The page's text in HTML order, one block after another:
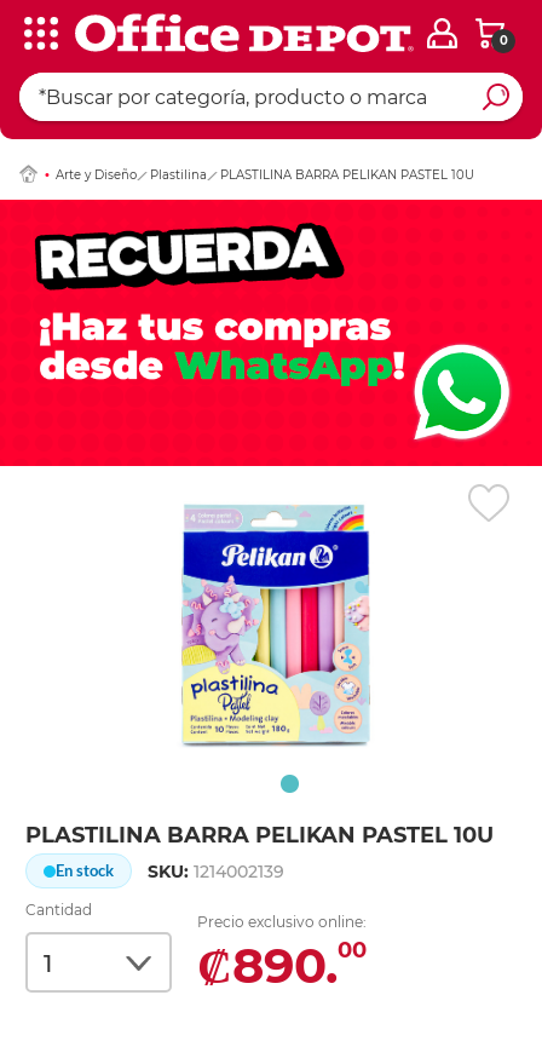
0
Arte y Diseño Plastilina PLASTILINA BARRA PELIKAN PASTEL 10U
PLASTILINA BARRA PELIKAN PASTEL 10U
En stock SKU:1214002139
Cantidad
Precio exclusivo online:
₡890.00
Ingresar Codigo